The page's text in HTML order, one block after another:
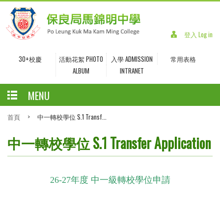
登入 Log in
30+校慶
活動花絮 PHOTO
ALBUM
入學 ADMISSION
常用表格
INTRANET
MENU
首頁 > 中一轉校學位 S.1 Transf...
中一轉校學位 S.1 Transfer Application
26-27年度 中一級轉校學位申請